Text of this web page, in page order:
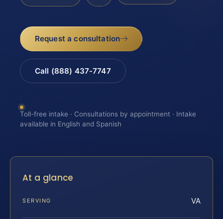
Request a consultation
Call (888) 437-7747
Toll-free intake · Consultations by appointment · Intake
available in English and Spanish
At a glance
SERVING VA